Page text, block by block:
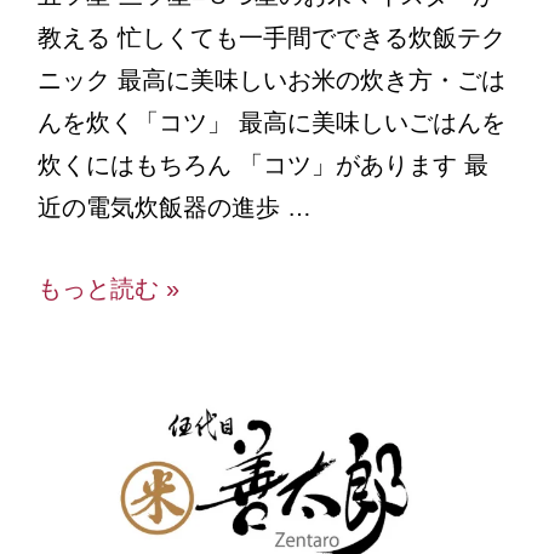
教える 忙しくても一手間でできる炊飯テク
ニック 最高に美味しいお米の炊き方・ごは
んを炊く「コツ」 最高に美味しいごはんを
炊くにはもちろん 「コツ」があります 最
近の電気炊飯器の進歩 …
もっと読む »